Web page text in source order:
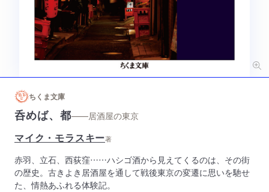
ちくま文庫
呑めば、都——居酒屋の東京
マイク・モラスキー著
赤羽、立石、西荻窪……ハシゴ酒から見えてくるのは、その街
の歴史。古きよき居酒屋を通して戦後東京の変遷に思いを馳せ
た、情熱あふれる体験記。